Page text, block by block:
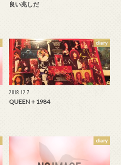
良い兆しだ
diary
2018.12.7
QUEEN＋1984
diary